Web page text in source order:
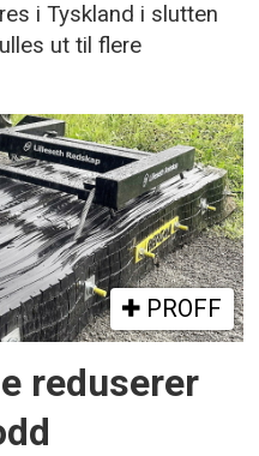
i Tyskland i slutten
ut til flere
PROFF
reduserer